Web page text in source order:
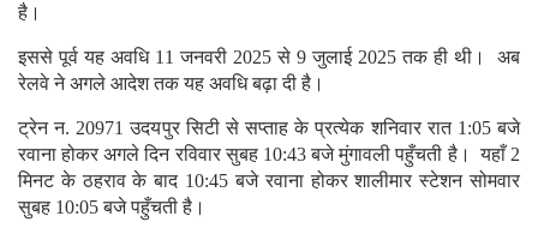
है।
इससे पूर्व यह अवधि 11 जनवरी 2025 से 9 जुलाई 2025 तक ही थी। अब
रेलवे ने अगले आदेश तक यह अवधि बढ़ा दी है।
ट्रेन न. 20971 उदयपुर सिटी से सप्ताह के प्रत्येक शनिवार रात 1:05 बजे
रवाना होकर अगले दिन रविवार सुबह 10:43 बजे मुंगावली पहुँचती है। यहाँ 2
मिनट के ठहराव के बाद 10:45 बजे रवाना होकर शालीमार स्टेशन सोमवार
सुबह 10:05 बजे पहुँचती है।